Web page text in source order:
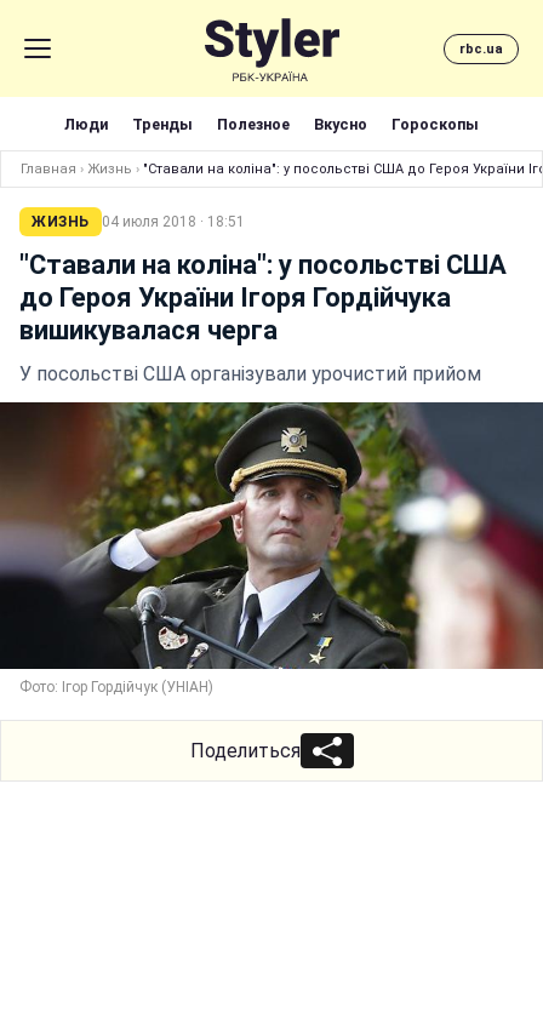
rbc.ua
Люди Тренды Полезное Вкусно Гороскопы
Главная › Жизнь › "Ставали на коліна": у посольстві США до Героя України
ЖИЗНЬ 04 июля 2018 · 18:51
"Ставали на коліна": у посольстві США
до Героя України Ігоря Гордійчука
вишикувалася черга
У посольстві США організували урочистий прийом
Фото: Ігор Гордійчук (УНІАН)
Поделиться